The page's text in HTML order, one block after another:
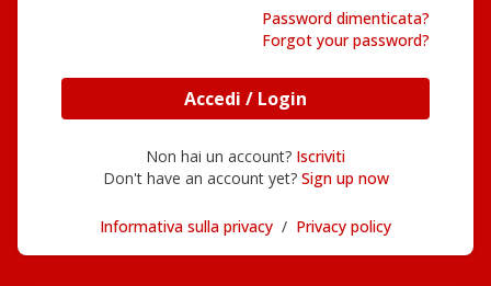
Password dimenticata?
Forgot your password?
Accedi / Login
Non hai un account? Iscriviti
Don't have an account yet? Sign up now
Informativa sulla privacy / Privacy policy